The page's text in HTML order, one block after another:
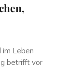
im Leben
betrifft vor